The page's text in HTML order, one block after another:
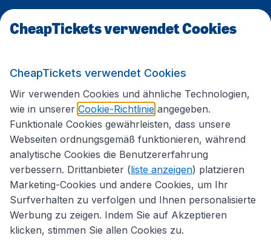
Kundenservice
CheapTickets.de
Internationale Webseiten
Folgen Sie uns:
CheapTickets verwendet Cookies
CheapTickets verwendet Cookies
Wir verwenden Cookies und ähnliche Technologien,
wie in unserer Cookie-Richtlinie angegeben.
Funktionale Cookies gewährleisten, dass unsere
Webseiten ordnungsgemäß funktionieren, während
analytische Cookies die Benutzererfahrung
verbessern. Drittanbieter (liste anzeigen) platzieren
Marketing-Cookies und andere Cookies, um Ihr
Surfverhalten zu verfolgen und Ihnen personalisierte
Werbung zu zeigen. Indem Sie auf Akzeptieren
klicken, stimmen Sie allen Cookies zu.